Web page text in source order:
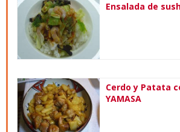
Ensalada de
Cerdo y Patata
YAMASA